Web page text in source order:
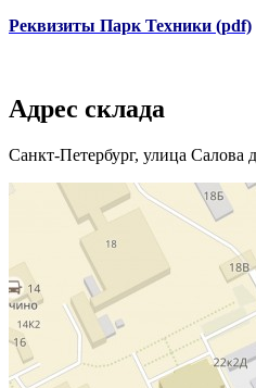
Реквизиты Парк Техники (pdf)
Адрес склада
Санкт-Петербург, улица Салова